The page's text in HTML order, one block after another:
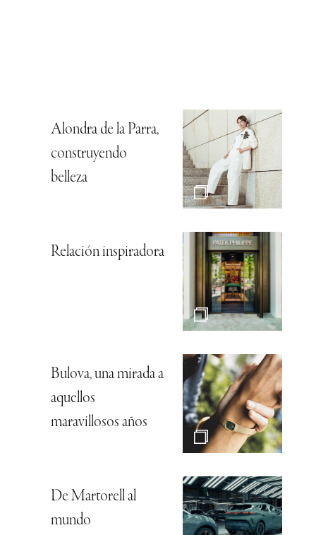
Alondra de la Parra,
construyendo
belleza
Relación inspiradora
Bulova, una mirada a
aquellos
maravillosos años
De Martorell al
mundo